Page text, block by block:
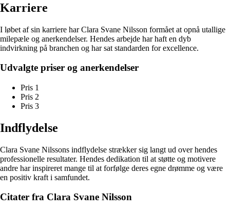
Karriere
I løbet af sin karriere har Clara Svane Nilsson formået at opnå utallige
milepæle og anerkendelser. Hendes arbejde har haft en dyb
indvirkning på branchen og har sat standarden for excellence.
Udvalgte priser og anerkendelser
Pris 1
Pris 2
Pris 3
Indflydelse
Clara Svane Nilssons indflydelse strækker sig langt ud over hendes
professionelle resultater. Hendes dedikation til at støtte og motivere
andre har inspireret mange til at forfølge deres egne drømme og være
en positiv kraft i samfundet.
Citater fra Clara Svane Nilsson